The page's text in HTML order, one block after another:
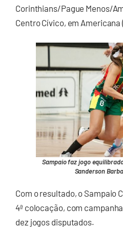
Corinthians/Pague Menos/
Centro Cívico, em Americana
Sampaio faz jogo
Sanderson
Com o resultado, o Sampaio
4ª colocação, com
dez jogos disputados.